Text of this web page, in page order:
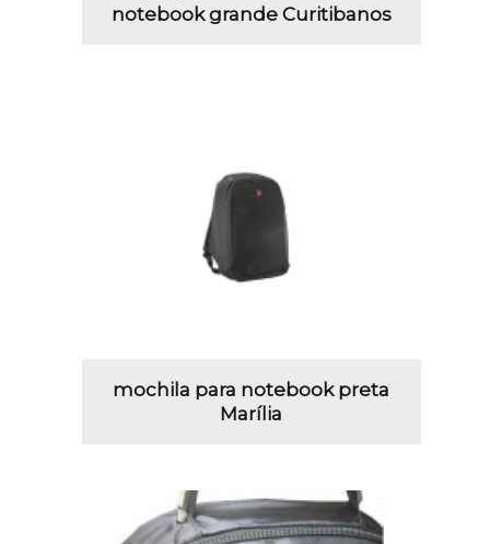
notebook grande Curitibanos
mochila para notebook preta
Marília